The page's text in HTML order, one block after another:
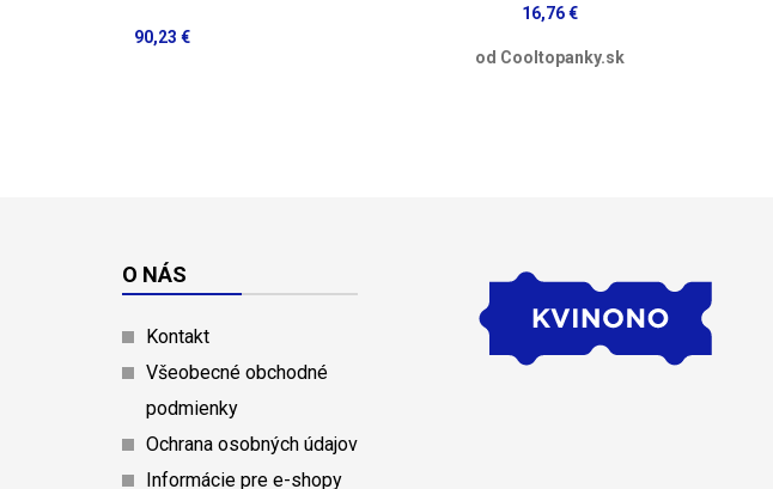
90,23 €
16,76 €
od Cooltopanky.sk
O NÁS
Kontakt
Všeobecné obchodné
podmienky
Ochrana osobných údajov
Informácie pre e-shopy